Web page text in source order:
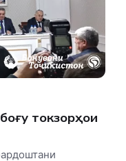
токзорҳои